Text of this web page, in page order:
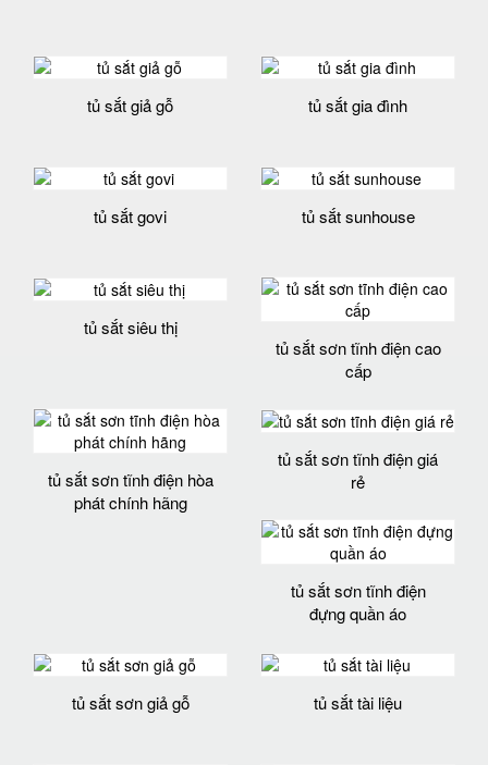
tủ sắt giả gỗ tủ sắt gia đình
tủ sắt govi tủ sắt sunhouse
tủ sắt siêu thị
tủ sắt sơn tĩnh điện cao
cấp
tủ sắt sơn tĩnh điện hòa
phát chính hãng
tủ sắt sơn tĩnh điện giá
rẻ
tủ sắt sơn tĩnh điện
đựng quần áo
tủ sắt sơn giả gỗ tủ sắt tài liệu